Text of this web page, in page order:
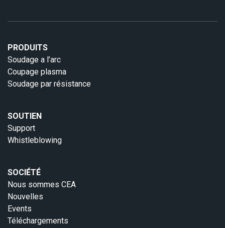
PRODUITS
Soudage a l’arc
Coupage plasma
Soudage par résistance
SOUTIEN
Support
Whistleblowing
SOCIÉTÉ
Nous sommes CEA
Nouvelles
Events
Téléchargements